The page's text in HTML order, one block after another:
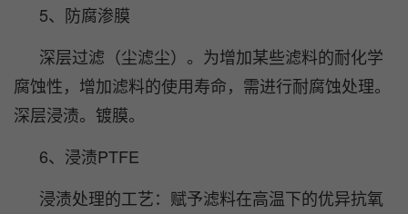
5、防腐渗膜
深层过滤（尘滤尘）。为增加某些滤料的耐化学
腐蚀性，增加滤料的使用寿命，需进行耐腐蚀处理。
深层浸渍。镀膜。
6、浸渍PTFE
浸渍处理的工艺：赋予滤料在高温下的优异抗氧